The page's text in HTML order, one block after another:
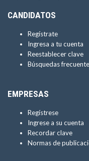
CANDIDATOS
Regístrate
Ingresa a tu cuenta
Reestablecer clave
Búsquedas
EMPRESAS
Regístrese
Ingrese a su cuenta
Recordar clave
Normas de